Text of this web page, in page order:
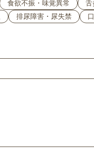
食欲不振・味覚異常
舌
排尿障害・尿失禁